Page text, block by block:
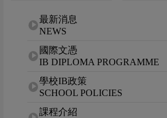
網站選單最新消息
NEWS
國際文憑
IB DIPLOMA PROGRAMME
學校IB政策
SCHOOL POLICIES
課程介紹